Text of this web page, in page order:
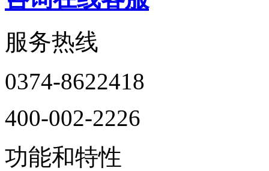
服务热线
0374-8622418
400-002-2226
功能和特性